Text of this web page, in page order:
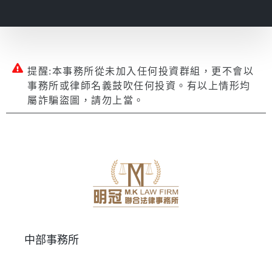
提醒:本事務所從未加入任何投資群組，更不會以
事務所或律師名義鼓吹任何投資。有以上情形均
屬詐騙盜圖，請勿上當。
中部事務所